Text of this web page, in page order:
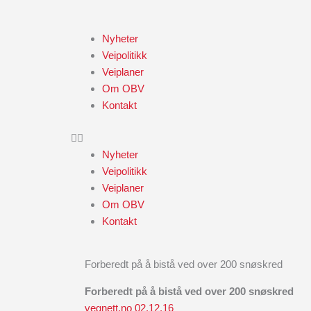
Nyheter
Veipolitikk
Veiplaner
Om OBV
Kontakt
Nyheter
Veipolitikk
Veiplaner
Om OBV
Kontakt
Forberedt på å bistå ved over 200 snøskred
Forberedt på å bistå ved over 200 snøskred
vegnett.no 02.12.16